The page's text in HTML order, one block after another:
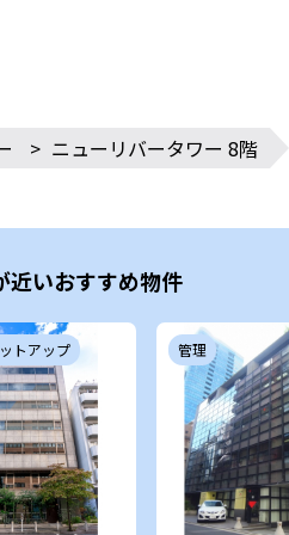
> ニューリバータワー 8階
近いおすすめ物件
トアップ 管理